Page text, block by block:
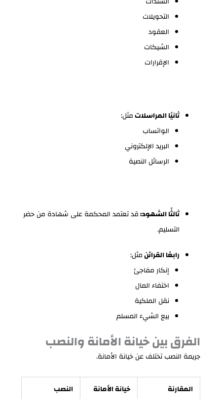
التحويلات
العقود
الشيكات
الإقرارات
ثانيًا المراسلاتمثل:
الواتساب
البريد الإلكتروني
الرسائل النصية
ثالثًا الشهود:قد تعتمد المحكمة على شهادة من حضر
التسليم.
رابعًا القرائنمثل:
إنكار مفاجئ
اختفاء المال
نقل الملكية
بيع الشيء المسلم
الفرق بين خيانة الأمانة والنصب
جريمة النصب تختلف عن خيانة الأمانة.
المقارنة خيانة الأمانة
النصب